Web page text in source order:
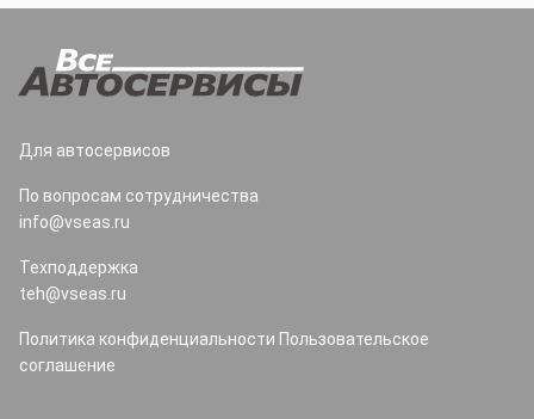
Для автосервисов
По вопросам сотрудничества
info@vseas.ru
Техподдержка
teh@vseas.ru
Политика конфиденциальности Пользовательское
соглашение